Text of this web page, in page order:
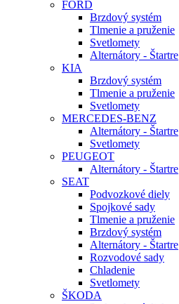
FORD
Brzdový systém
Tlmenie a pruženie
Svetlomety
Alternátory - Štartre
KIA
Brzdový systém
Tlmenie a pruženie
Svetlomety
MERCEDES-BENZ
Alternátory - Štartre
Svetlomety
PEUGEOT
Alternátory - Štartre
SEAT
Podvozkové diely
Spojkové sady
Tlmenie a pruženie
Brzdový systém
Alternátory - Štartre
Rozvodové sady
Chladenie
Svetlomety
ŠKODA